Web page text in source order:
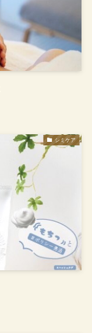
シミケア